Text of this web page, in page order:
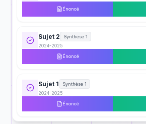
Énoncé
Sujet 2
Synthèse 1
2024-2025
Énoncé
Sujet 1
Synthèse 1
2024-2025
Énoncé